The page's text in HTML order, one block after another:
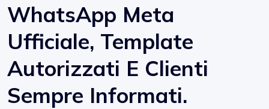
WhatsApp Meta
Ufficiale, Template
Autorizzati E Clienti
Sempre Informati.